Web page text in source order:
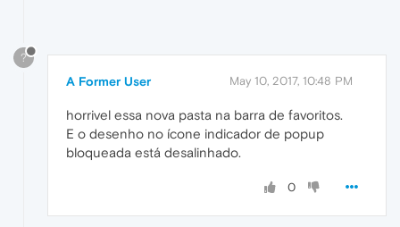
?
A Former User May 10, 2017, 10:48 PM
horrivel essa nova pasta na barra de favoritos.
E o desenho no ícone indicador de popup
bloqueada está desalinhado.
0